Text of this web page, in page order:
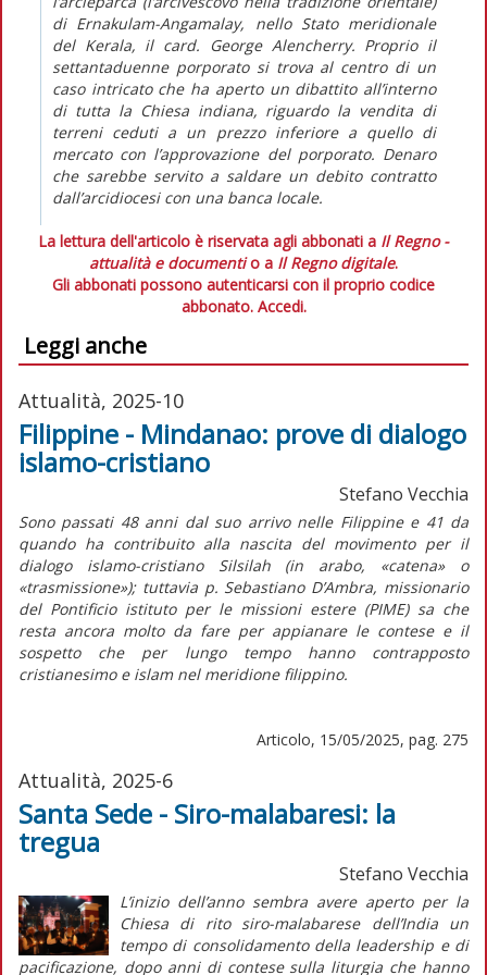
di Ernakulam-Angamalay, nello Stato meridionale
del Kerala, il card. George Alencherry. Proprio il
settantaduenne porporato si trova al centro di un
caso intricato che ha aperto un dibattito all’interno
di tutta la Chiesa indiana, riguardo la vendita di
terreni ceduti a un prezzo inferiore a quello di
mercato con l’approvazione del porporato. Denaro
che sarebbe servito a saldare un debito contratto
dall’arcidiocesi con una banca locale.
La lettura dell'articolo è riservata agli abbonati a Il Regno -
attualità e documentio a Il Regno digitale.
Gli abbonati possono autenticarsi con il proprio codice
abbonato. Accedi.
Leggi anche
Attualità, 2025-10
Filippine - Mindanao: prove di dialogo
islamo-cristiano
Stefano Vecchia
Sono passati 48 anni dal suo arrivo nelle Filippine e 41 da
quando ha contribuito alla nascita del movimento per il
dialogo islamo-cristiano Silsilah (in arabo, «catena» o
«trasmissione»); tuttavia p. Sebastiano D’Ambra, missionario
del Pontificio istituto per le missioni estere (PIME) sa che
resta ancora molto da fare per appianare le contese e il
sospetto che per lungo tempo hanno contrapposto
cristianesimo e islam nel meridione filippino.
Articolo, 15/05/2025, pag. 275
Attualità, 2025-6
Santa Sede - Siro-malabaresi: la
tregua
Stefano Vecchia
L’iniziodell’anno sembra avere aperto per la
Chiesa di rito siro-malabarese dell’India un
tempo di consolidamento della leadership e di
pacificazione, dopo anni di contese sulla liturgia che hanno